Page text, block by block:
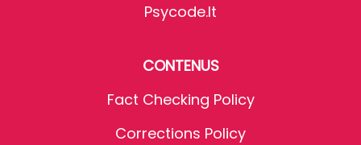
Psycode.it
CONTENUS
Fact Checking Policy
Corrections Policy